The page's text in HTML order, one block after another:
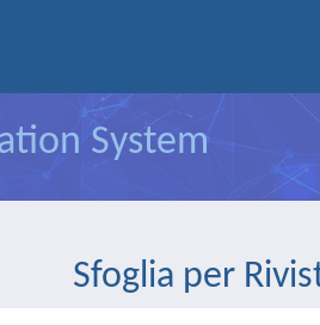
System
Sfoglia per